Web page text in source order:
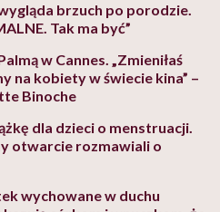
brzuch po porodzie.
Tak ma być”
w Cannes. „Zmieniłaś
na kobiety w świecie kina” –
Binoche
dla dzieci o menstruacji.
otwarcie rozmawiali o
wychowane w duchu